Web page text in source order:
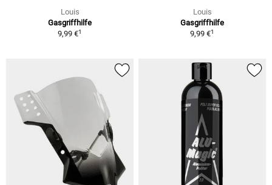
Louis
Gasgriffhilfe
9,99 €1
Louis
Gasgriffhilfe
9,99 €1